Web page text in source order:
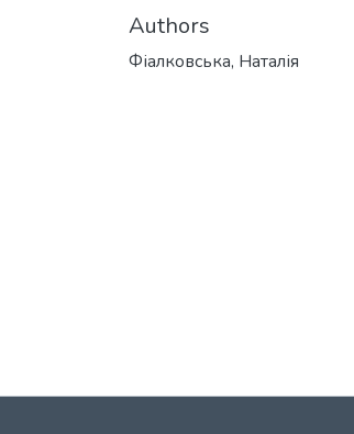
Authors
Фіалковська, Наталія